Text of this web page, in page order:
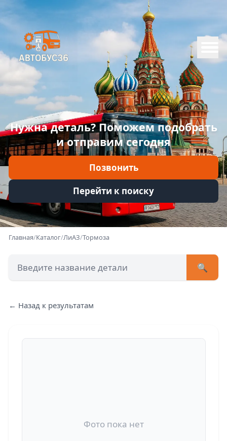
Нужна деталь? Поможем подобрать
и отправим сегодня
Позвонить
Перейти к поиску
Меню
Главная
Каталог
Марки
Информация
Главная/Каталог/ЛиАЗ/Тормоза
🔍
← Назад к результатам
Фото пока нет